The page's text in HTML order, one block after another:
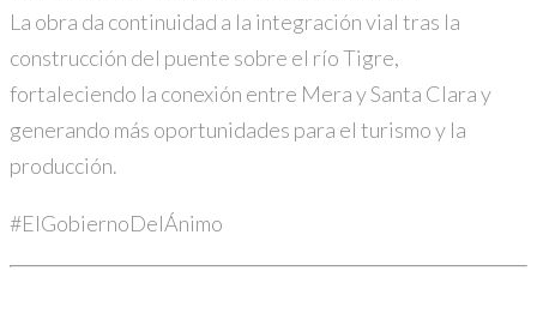
La obra da continuidad a la integración vial tras la
construcción del puente sobre el río Tigre,
fortaleciendo la conexión entre Mera y Santa Clara y
generando más oportunidades para el turismo y la
producción.
#ElGobiernoDelÁnimo